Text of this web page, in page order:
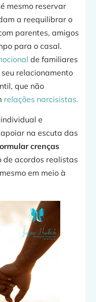
mesmo reservar
a reequilibrar o
parentes, amigos
para o casal.
de familiares
relacionamento
que não
relações narcisistas.
e
na escuta das
crenças
de acordos realistas
em meio à